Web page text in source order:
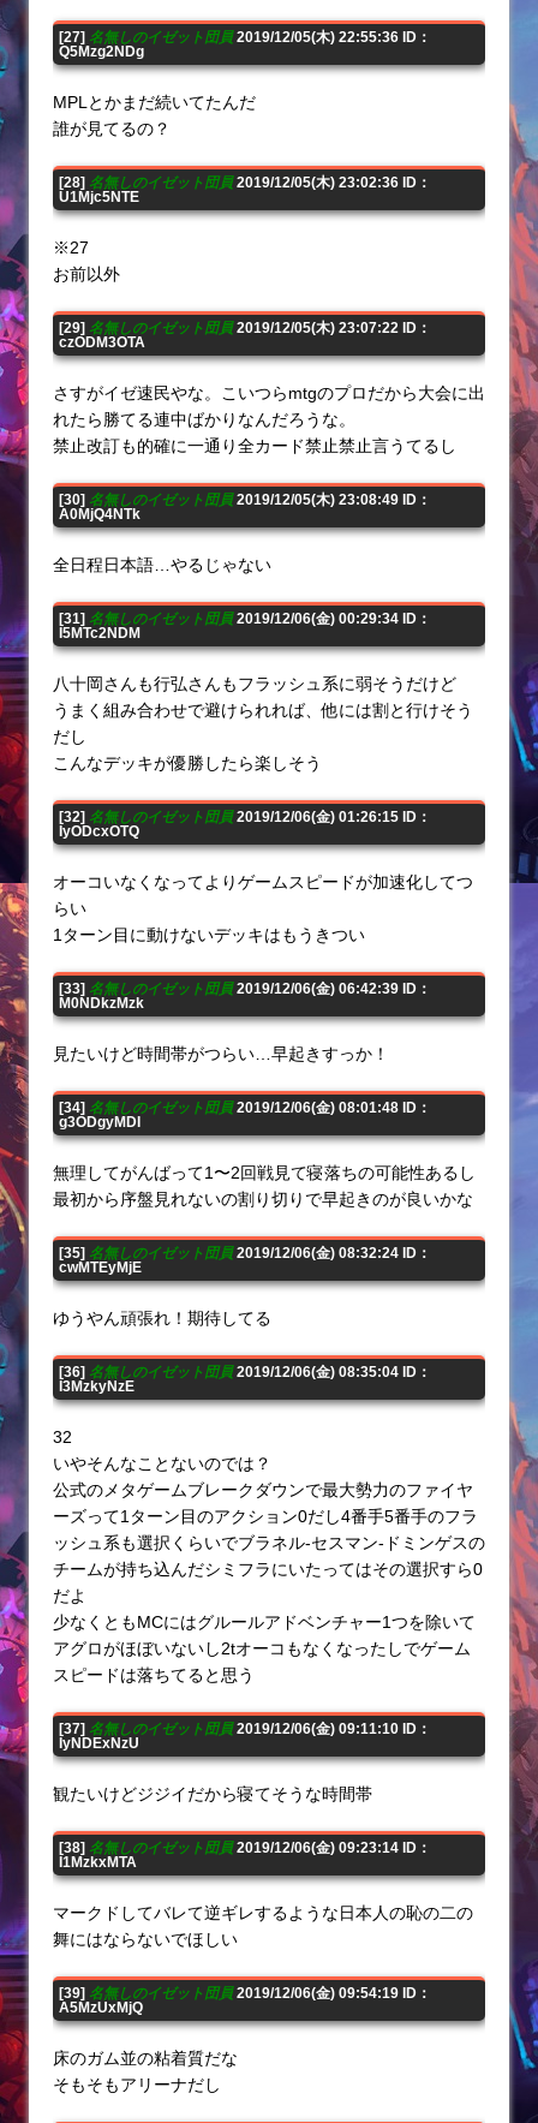
[27] 名無しのイゼット団員2019/12/05(木) 22:55:36 ID：
Q5Mzg2NDg
MPLとかまだ続いてたんだ
誰が見てるの？
[28] 名無しのイゼット団員2019/12/05(木) 23:02:36 ID：
U1Mjc5NTE
※27
お前以外
[29] 名無しのイゼット団員2019/12/05(木) 23:07:22 ID：
czODM3OTA
さすがイゼ速民やな。こいつらmtgのプロだから大会に出
れたら勝てる連中ばかりなんだろうな。
禁止改訂も的確に一通り全カード禁止禁止言うてるし
[30] 名無しのイゼット団員2019/12/05(木) 23:08:49 ID：
A0MjQ4NTk
全日程日本語…やるじゃない
[31] 名無しのイゼット団員2019/12/06(金) 00:29:34 ID：
I5MTc2NDM
八十岡さんも行弘さんもフラッシュ系に弱そうだけど
うまく組み合わせで避けられれば、他には割と行けそう
だし
こんなデッキが優勝したら楽しそう
[32] 名無しのイゼット団員2019/12/06(金) 01:26:15 ID：
IyODcxOTQ
オーコいなくなってよりゲームスピードが加速化してつ
らい
1ターン目に動けないデッキはもうきつい
[33] 名無しのイゼット団員2019/12/06(金) 06:42:39 ID：
M0NDkzMzk
見たいけど時間帯がつらい…早起きすっか！
[34] 名無しのイゼット団員2019/12/06(金) 08:01:48 ID：
g3ODgyMDI
無理してがんばって1〜2回戦見て寝落ちの可能性あるし
最初から序盤見れないの割り切りで早起きのが良いかな
[35] 名無しのイゼット団員2019/12/06(金) 08:32:24 ID：
cwMTEyMjE
ゆうやん頑張れ！期待してる
[36] 名無しのイゼット団員2019/12/06(金) 08:35:04 ID：
I3MzkyNzE
32
いやそんなことないのでは？
公式のメタゲームブレークダウンで最大勢力のファイヤ
ーズって1ターン目のアクション0だし4番手5番手のフラ
ッシュ系も選択くらいでブラネル-セスマン-ドミンゲスの
チームが持ち込んだシミフラにいたってはその選択すら0
だよ
少なくともMCにはグルールアドベンチャー1つを除いて
アグロがほぼいないし2tオーコもなくなったしでゲーム
スピードは落ちてると思う
[37] 名無しのイゼット団員2019/12/06(金) 09:11:10 ID：
IyNDExNzU
観たいけどジジイだから寝てそうな時間帯
[38] 名無しのイゼット団員2019/12/06(金) 09:23:14 ID：
I1MzkxMTA
マークドしてバレて逆ギレするような日本人の恥の二の
舞にはならないでほしい
[39] 名無しのイゼット団員2019/12/06(金) 09:54:19 ID：
A5MzUxMjQ
床のガム並の粘着質だな
そもそもアリーナだし